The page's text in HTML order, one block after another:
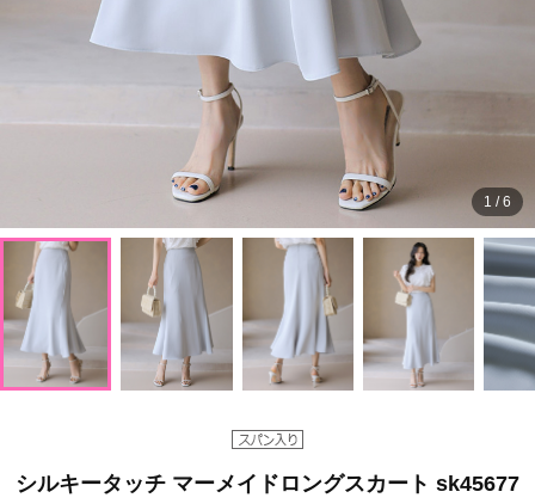
1 /6
シルキータッチ マーメイドロングスカート sk45677